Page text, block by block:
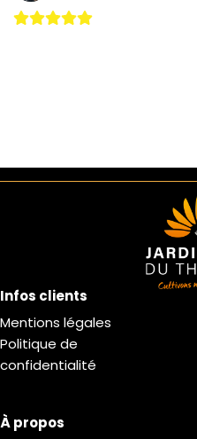
Infos clients
Mentions légales
Politique de
confidentialité
À propos